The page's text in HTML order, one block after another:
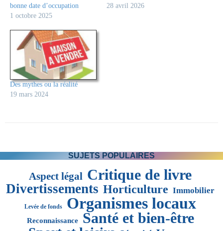
bonne date d’occupation
1 octobre 2025
28 avril 2026
Des mythes ou la réalité
19 mars 2024
SUJETS POPULAIRES
Aspect légal Critique de livre
Divertissements Horticulture Immobilier
Levée de fonds Organismes locaux
Reconnaissance Santé et bien-être